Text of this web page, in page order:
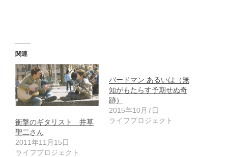
関連
衝撃のギタリスト 井草
聖二さん
2011年11月15日
ライフプロジェクト
バードマン あるいは（無
知がもたらす予期せぬ奇
跡）
2015年10月7日
ライフプロジェクト